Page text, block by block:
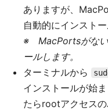
ありますが、
自動的にインスト
※ MacPortsがない
ールします。
ターミナルから
インストールが始
たらrootアクセス